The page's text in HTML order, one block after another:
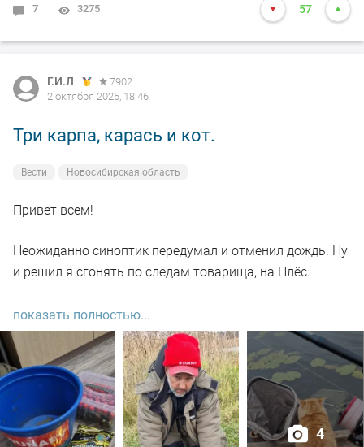
7 3275 57
Г.И.Л
7902
2 октября 2025, 18:46
Три карпа, карась и кот.
Вести Новосибирская область
Привет всем!
Неожиданно синоптик передумал и отменил дождь. Ну
и решил я сгонять по следам товарища, на Плёс.
Приехали. Уже с инструкциями😆😅😆. Замешался,
закормились. Сидим.
Теребонькает по тихоньку переодически кто то..
Шумит осока. Утки плавают.
показать полностью...
4